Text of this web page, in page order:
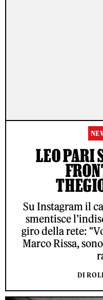
LEO PARI
Su Instagram il
smentisce
giro della rete:
Marco Rissa,
DI